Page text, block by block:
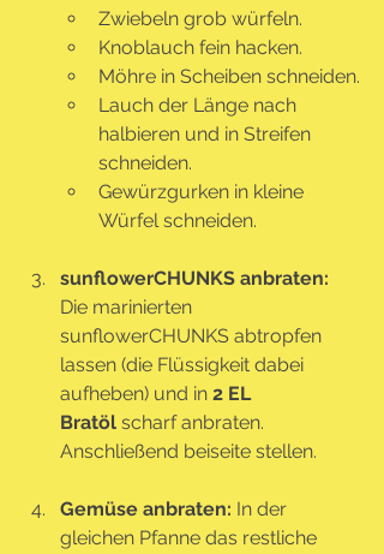
Zwiebeln grob würfeln.
Knoblauch fein hacken.
Möhre in Scheiben schneiden.
Lauch der Länge nach
halbieren und in Streifen
schneiden.
Gewürzgurken in kleine
Würfel schneiden.
sunflowerCHUNKS anbraten:
Die marinierten
sunflowerCHUNKS abtropfen
lassen (die Flüssigkeit dabei
aufheben) und in 2 EL
Bratöl scharf anbraten.
Anschließend beiseite stellen.
Gemüse anbraten: In der
gleichen Pfanne das restliche